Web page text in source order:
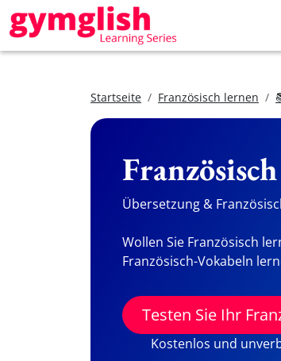
Startseite Französisch lernen
Übersetzung &
Wollen Sie Französisch
Französisch-Vokabeln
Testen Sie Ihr
Kostenlos und